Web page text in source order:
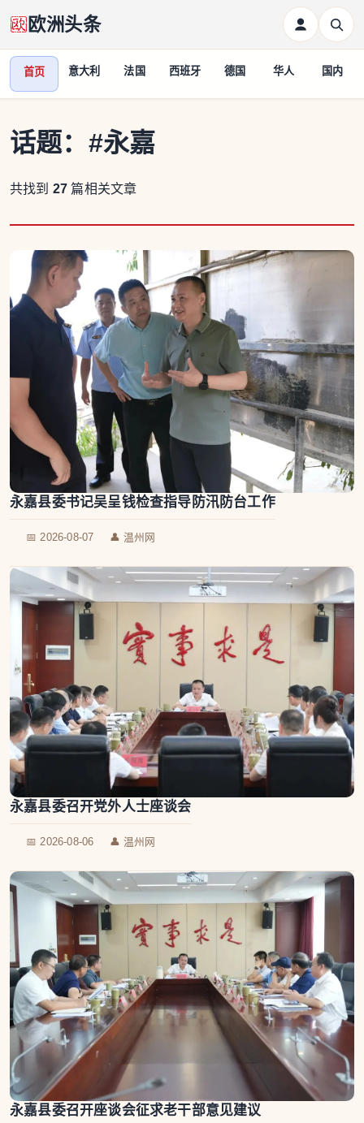
欧洲头条
首页 意大利 法国 西班牙 德国 华人 国内
话题： #永嘉
共找到 27 篇相关文章
永嘉县委书记吴呈钱检查指导防汛防台工作
📅 2026-08-07 👤 温州网
永嘉县委召开党外人士座谈会
📅 2026-08-06 👤 温州网
永嘉县委召开座谈会征求老干部意见建议